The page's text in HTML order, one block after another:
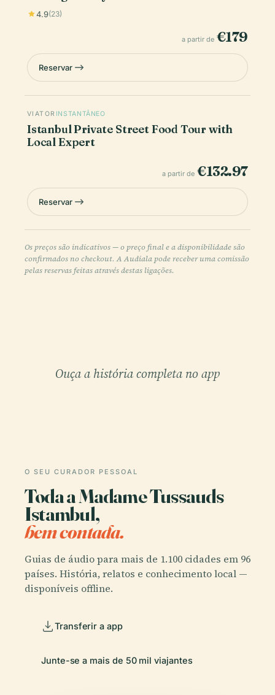
4.9(23)
a partir de €179
Reservar
VIATOR INSTANTÂNEO
Istanbul Private Street Food Tour with
Local Expert
a partir de €132.97
Reservar
Os preços são indicativos — o preço final e a disponibilidade são
confirmados no checkout. A Audiala pode receber uma comissão
pelas reservas feitas através destas ligações.
Ouça a história completa no app
O SEU CURADOR PESSOAL
Toda a Madame Tussauds
Istambul,
bem contada.
Guias de áudio para mais de 1.100 cidades em 96
países. História, relatos e conhecimento local —
disponíveis offline.
Transferir a app
Junte-se a mais de 50 mil viajantes